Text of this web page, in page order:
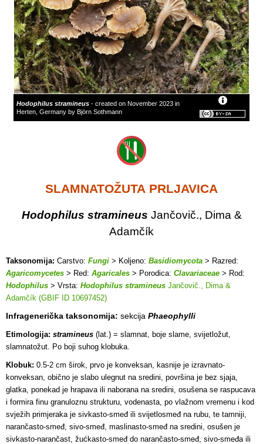
Hodophilus stramineus - created on November 2023 in
Herten, Germany by Björn Sothmann
SLAMNATOŽUTA PRLJAVICA
Hodophilus stramineus Jančovič., Dima &
Adamčík
Taksonomija: Carstvo: Fungi > Koljeno: Basidiomycota > Razred:
Agaricomycetes > Red: Agaricales > Porodica: Clavariaceae > Rod:
Hodophilus > Vrsta: Hodophilus stramineus Jančovič., Dima &
Adamčík (GBIF ID 10697452)
Infragenerička taksonomija: sekcija Phaeophylli
Etimologija: stramineus (lat.) = slamnat, boje slame, svijetložut,
slamnatožut. Po boji suhog klobuka.
Klobuk: 0.5-2 cm širok, prvo je konveksan, kasnije je izravnato-
konveksan, obično je slabo ulegnut na sredini, površina je bez sjaja,
glatka, ponekad je hrapava ili naborana na sredini, osušena se raspucava
i formira finu granuloznu strukturu, vodenasta, po vlažnom vremenu i kod
svježih primjeraka je sivkasto-smeđ ili svijetlosmeđ na rubu, te tamniji,
narančasto-smeđ, sivo-smeđ, maslinasto-smeđ na sredini, osušen je
sivkasto-narančast, žućkasto-smeđ do narančasto-smeđ, sivo-smeđa ili